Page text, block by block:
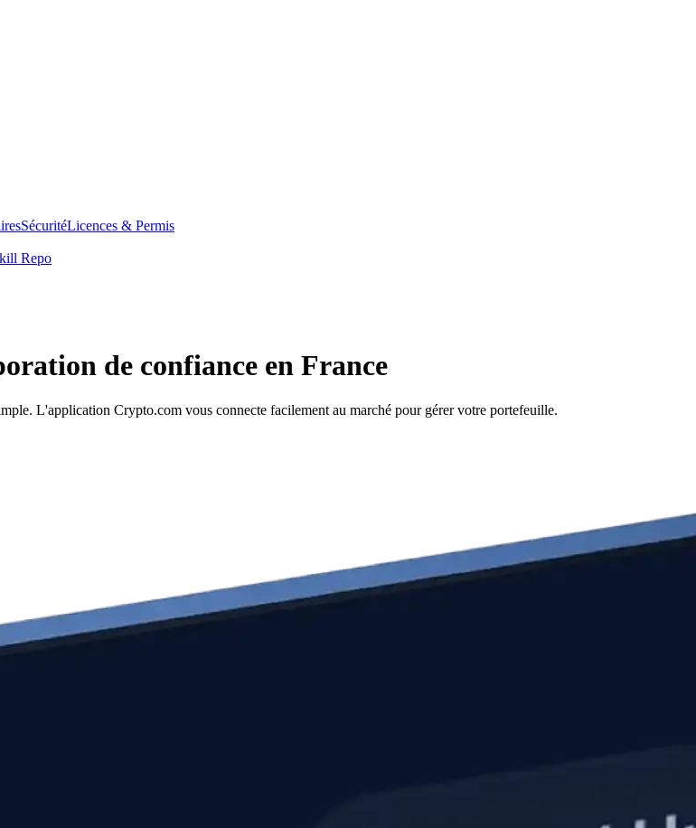
SécuritéLicences & Permis
Repo
de confiance en France
L'application Crypto.com vous connecte facilement au marché pour gérer votre portefeuille.